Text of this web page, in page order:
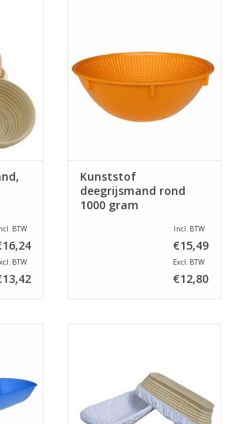
BTW
BTW
Kunststof
deegrijsmand rond
1000 gram
Incl. BTW
€15,49
Excl. BTW
€12,80